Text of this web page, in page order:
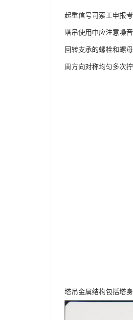
起重信号司索工申报
塔吊使用中应注意噪
回转支承的螺栓和螺
周方向对称均匀多次
塔吊金属结构包括塔